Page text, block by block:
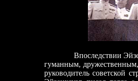
Впоследствии
гуманным,
руководитель советской